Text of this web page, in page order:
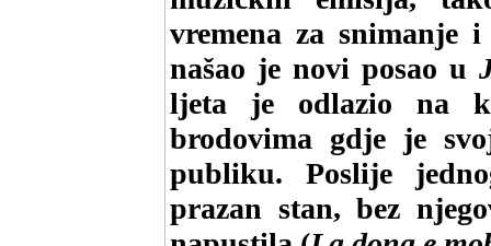
vremena za snimanje
našao je novi posao u
ljeta je odlazio na
brodovima gdje je
publiku. Poslije
prazan stan, bez